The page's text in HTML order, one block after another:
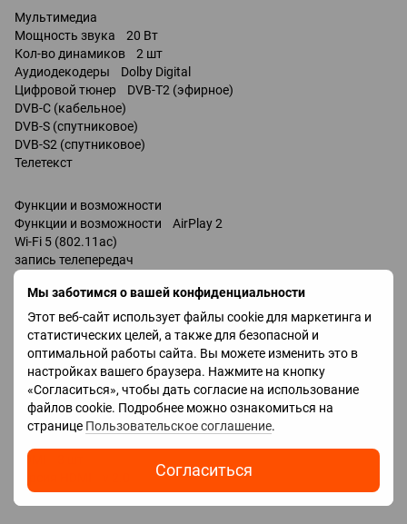
Мы заботимся о вашей конфиденциальности
Этот веб-сайт использует файлы cookie для маркетинга и
статистических целей, а также для безопасной и
оптимальной работы сайта. Вы можете изменить это в
настройках вашего браузера. Нажмите на кнопку
«Согласиться», чтобы дать согласие на использование
файлов cookie. Подробнее можно ознакомиться на
странице Пользовательское соглашение.
Согласиться
Мультимедиа
Мощность звука 20 Вт
Кол-во динамиков 2 шт
Аудиодекодеры Dolby Digital
Цифровой тюнер DVB-T2 (эфирное)
DVB-C (кабельное)
DVB-S (спутниковое)
DVB-S2 (спутниковое)
Телетекст
Функции и возможности
Функции и возможности AirPlay 2
Wi-Fi 5 (802.11ac)
запись телепередач
Miracast
Bluetooth v 5.0
поддержка DLNA
управление голосом
мультимедийный (аэропульт)
Amazon Alexa
Google Assistant
Разъемы
Входы USB 2 шт
HDMI 3 шт
Выходы оптический